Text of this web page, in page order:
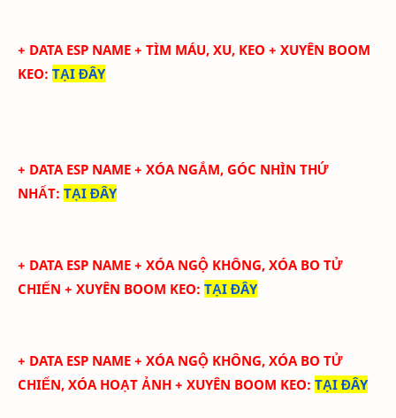
+ DATA ESP NAME + TÌM MÁU, XU, KEO + XUYÊN BOOM
KEO: TẠI ĐÂY
+ DATA ESP NAME + XÓA NGẮM, GÓC NHÌN THỨ
NHẤT: TẠI ĐÂY
+ DATA ESP NAME + XÓA NGỘ KHÔNG, XÓA BO TỬ
CHIẾN + XUYÊN BOOM KEO: TẠI ĐÂY
+ DATA ESP NAME + XÓA NGỘ KHÔNG, XÓA BO TỬ
CHIẾN, XÓA HOẠT ẢNH + XUYÊN BOOM KEO: TẠI ĐÂY